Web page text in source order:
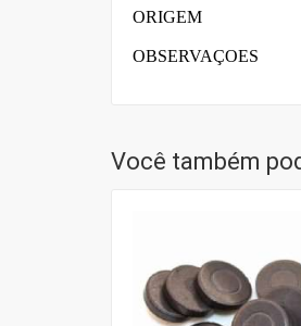
ORIGEM
OBSERVAÇOES
Você também